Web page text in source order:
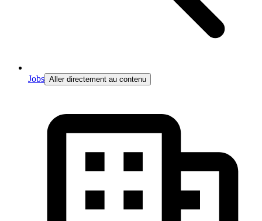
Jobs Aller directement au contenu